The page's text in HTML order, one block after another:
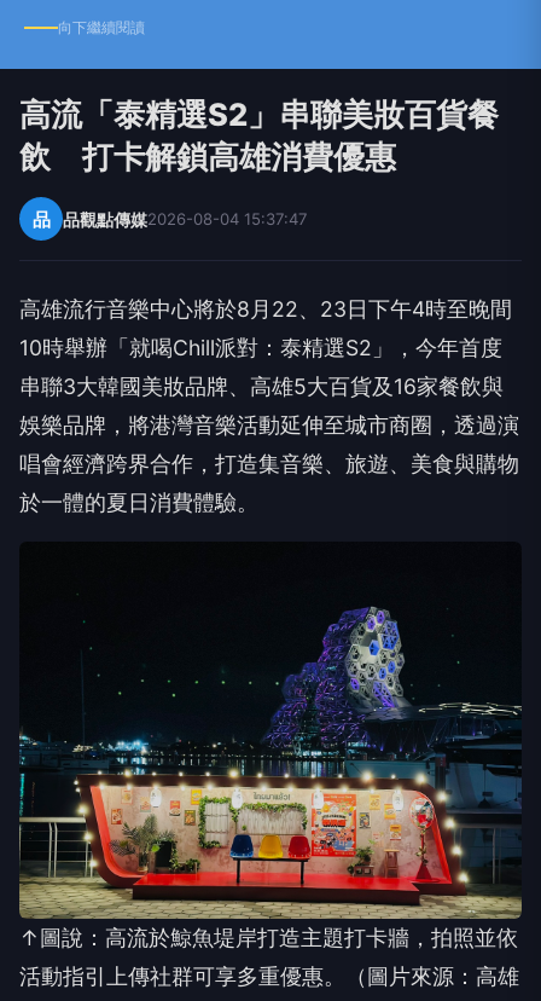
向下繼續閱讀
高流「泰精選S2」串聯美妝百貨餐
飲 打卡解鎖高雄消費優惠
品 品觀點傳媒2026-08-04 15:37:47
高雄流行音樂中心將於8月22、23日下午4時至晚間
10時舉辦「就喝Chill派對：泰精選S2」，今年首度
串聯3大韓國美妝品牌、高雄5大百貨及16家餐飲與
娛樂品牌，將港灣音樂活動延伸至城市商圈，透過演
唱會經濟跨界合作，打造集音樂、旅遊、美食與購物
於一體的夏日消費體驗。
↑圖說：高流於鯨魚堤岸打造主題打卡牆，拍照並依
活動指引上傳社群可享多重優惠。（圖片來源：高雄